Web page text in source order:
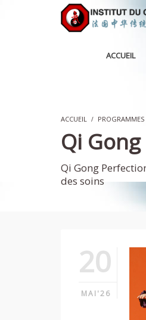
ACCUEIL
ACCUEIL PROGRAMMES
Qi
Qi Gong
des soins
20
MAI'26